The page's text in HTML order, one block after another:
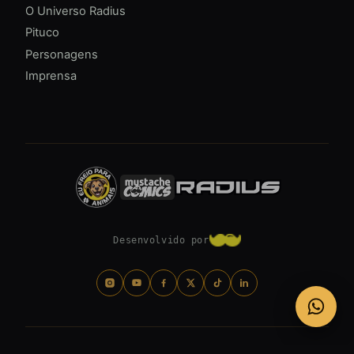
O Universo Radius
Pituco
Personagens
Imprensa
Desenvolvido por